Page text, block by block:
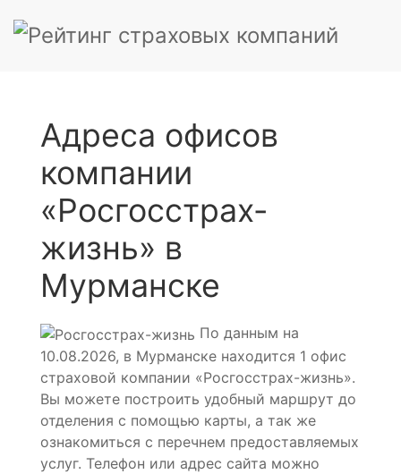
Адреса офисов
компании
«Росгосстрах-
жизнь» в
Мурманске
По данным на
10.08.2026, в Мурманске находится 1 офис
страховой компании «Росгосстрах-жизнь».
Вы можете построить удобный маршрут до
отделения с помощью карты, а так же
ознакомиться с перечнем предоставляемых
услуг. Телефон или адрес сайта можно